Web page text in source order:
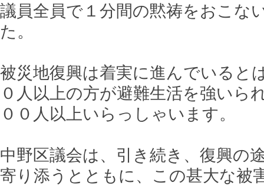
議員全員で１分間の黙祷をおこな
た。
被災地復興は着実に進んでいると
０人以上の方が避難生活を強いら
００人以上いらっしゃいます。
中野区議会は、引き続き、復興の
寄り添うとともに、この甚大な被